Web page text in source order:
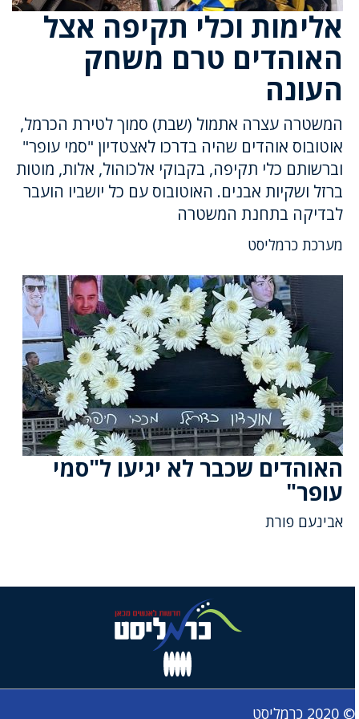
אלימות וכלי תקיפה אצל
האוהדים טרם משחק
העונה
המשטרה עצרה אתמול (שבת) סמוך לטירת הכרמל,
אוטובוס אוהדים שהיה בדרכו לאצטדיון "סמי עופר"
וברשותם כלי תקיפה, בקבוקי אלכוהול, אלות, מוטות
ברזל ושקיות אבנים. האוטובוס עם כל יושביו הועבר
לבדיקה בתחנת המשטרה
מערכת כרמליסט
האוהדים שכבר לא יגיעו ל"סמי
עופר"
אבינעם פורת
© 2020 כרמליסט